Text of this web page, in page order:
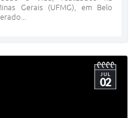
Gerais (UFMG), em Belo
JUL
02